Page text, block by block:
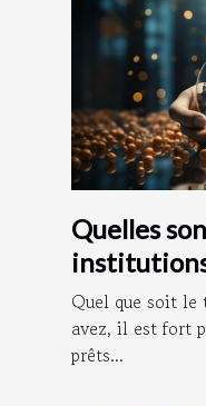
Quelles
bancaires ?
Quel que soit le
avez, il est fort
prêts...